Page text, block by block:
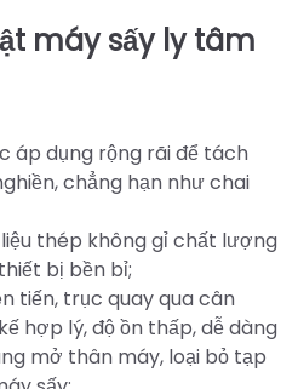
máy sấy ly tâm
áp dụng rộng rãi để tách
chẳng hạn như chai
thép không gỉ chất lượng
bị bền bỉ;
tiến, trục quay qua cân
hợp lý, độ ồn thấp, dễ dàng
mở thân máy, loại bỏ tạp